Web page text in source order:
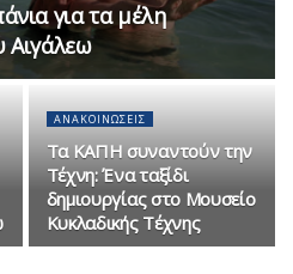
για τα μέλη
ΑΝΑΚΟΙΝΏΣΕΙΣ
Τα ΚΑΠΗ συναντούν την
Τέχνη: Ένα ταξίδι
δημιουργίας στο Μουσείο
Κυκλαδικής Τέχνης